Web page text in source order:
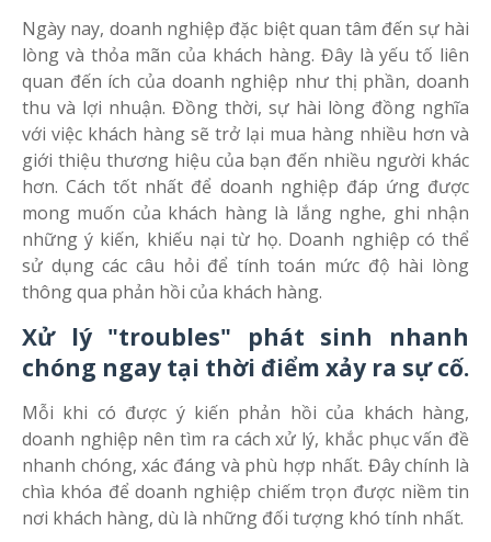
Ngày nay, doanh nghiệp đặc biệt quan tâm đến sự hài
lòng và thỏa mãn của khách hàng. Đây là yếu tố liên
quan đến ích của doanh nghiệp như thị phần, doanh
thu và lợi nhuận. Đồng thời, sự hài lòng đồng nghĩa
với việc khách hàng sẽ trở lại mua hàng nhiều hơn và
giới thiệu thương hiệu của bạn đến nhiều người khác
hơn. Cách tốt nhất để doanh nghiệp đáp ứng được
mong muốn của khách hàng là lắng nghe, ghi nhận
những ý kiến, khiếu nại từ họ. Doanh nghiệp có thể
sử dụng các câu hỏi để tính toán mức độ hài lòng
thông qua phản hồi của khách hàng.
Xử lý "troubles" phát sinh nhanh
chóng ngay tại thời điểm xảy ra sự cố.
Mỗi khi có được ý kiến phản hồi của khách hàng,
doanh nghiệp nên tìm ra cách xử lý, khắc phục vấn đề
nhanh chóng, xác đáng và phù hợp nhất. Đây chính là
chìa khóa để doanh nghiệp chiếm trọn được niềm tin
nơi khách hàng, dù là những đối tượng khó tính nhất.